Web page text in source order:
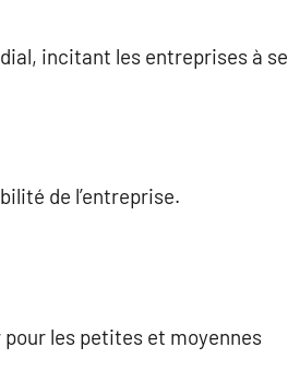
incitant les entreprises à se
de l’entreprise.
les petites et moyennes